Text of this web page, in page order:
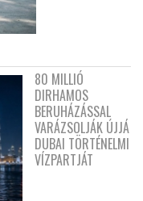
80 MILLIÓ
DIRHAMOS
BERUHÁZÁSSAL
VARÁZSOLJÁK ÚJJÁ
DUBAI TÖRTÉNELMI
VÍZPARTJÁT